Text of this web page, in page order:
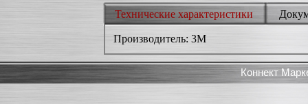
Технические характеристики
Производитель: 3M
Коннект